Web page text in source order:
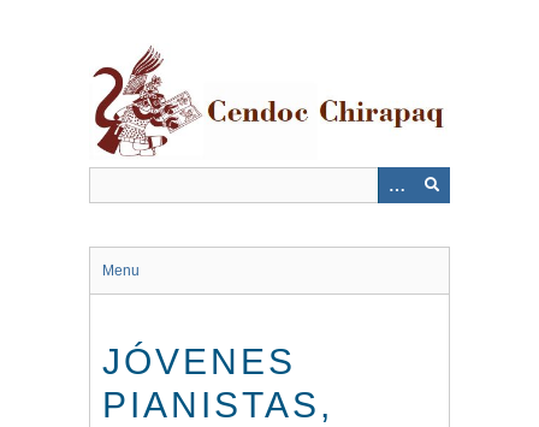
Menu
JÓVENES
PIANISTAS,